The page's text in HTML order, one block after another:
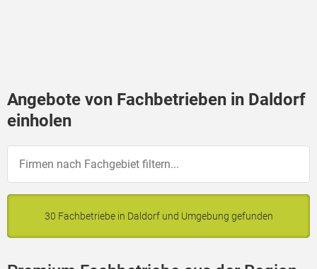
Angebote von Fachbetrieben in Daldorf
einholen
30 Fachbetriebe in Daldorf und Umgebung gefunden